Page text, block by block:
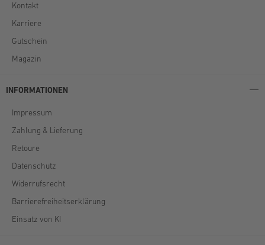
Kontakt
Karriere
Gutschein
Magazin
INFORMATIONEN
Impressum
Zahlung & Lieferung
Retoure
Datenschutz
Widerrufsrecht
Barrierefreiheitserklärung
Einsatz von KI